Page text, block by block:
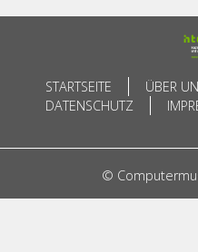
STARTSEITE ÜBER
DATENSCHUTZ
©